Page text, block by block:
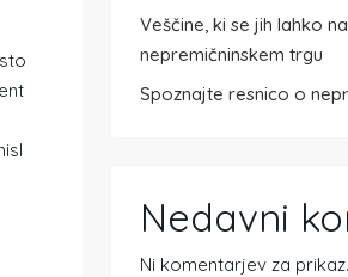
Veščine, ki se jih lahko
nepremičninskem trgu
Spoznajte resnico o
Nedavni
Ni komentarjev za prikaz.